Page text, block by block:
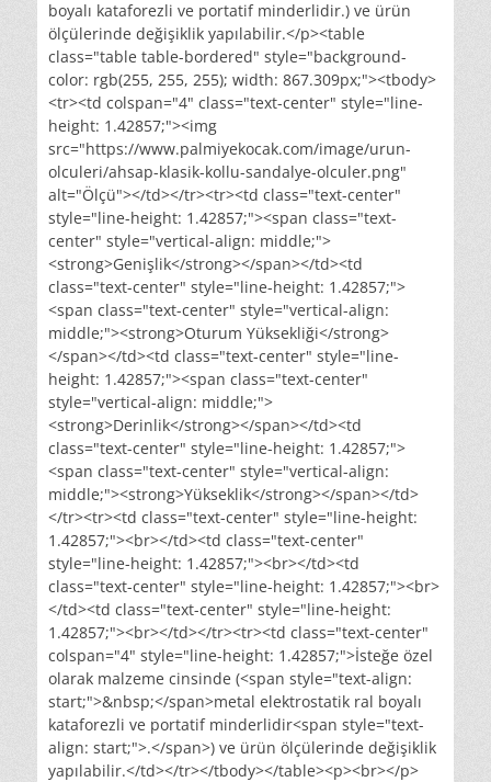
boyalı kataforezli ve portatif minderlidir.) ve ürün
ölçülerinde değişiklik yapılabilir.</p><table
class="table table-bordered" style="background-
color: rgb(255, 255, 255); width: 867.309px;"><tbody>
<tr><td colspan="4" class="text-center" style="line-
height: 1.42857;"><img
src="https://www.palmiyekocak.com/image/urun-
olculeri/ahsap-klasik-kollu-sandalye-olculer.png"
alt="Ölçü"></td></tr><tr><td class="text-center"
style="line-height: 1.42857;"><span class="text-
center" style="vertical-align: middle;">
<strong>Genişlik</strong></span></td><td
class="text-center" style="line-height: 1.42857;">
<span class="text-center" style="vertical-align:
middle;"><strong>Oturum Yüksekliği</strong>
</span></td><td class="text-center" style="line-
height: 1.42857;"><span class="text-center"
style="vertical-align: middle;">
<strong>Derinlik</strong></span></td><td
class="text-center" style="line-height: 1.42857;">
<span class="text-center" style="vertical-align:
middle;"><strong>Yükseklik</strong></span></td>
</tr><tr><td class="text-center" style="line-height:
1.42857;"><br></td><td class="text-center"
style="line-height: 1.42857;"><br></td><td
class="text-center" style="line-height: 1.42857;"><br>
</td><td class="text-center" style="line-height:
1.42857;"><br></td></tr><tr><td class="text-center"
colspan="4" style="line-height: 1.42857;">İsteğe özel
olarak malzeme cinsinde (<span style="text-align:
start;">&nbsp;</span>metal elektrostatik ral boyalı
kataforezli ve portatif minderlidir<span style="text-
align: start;">.</span>) ve ürün ölçülerinde değişiklik
yapılabilir.</td></tr></tbody></table><p><br></p>